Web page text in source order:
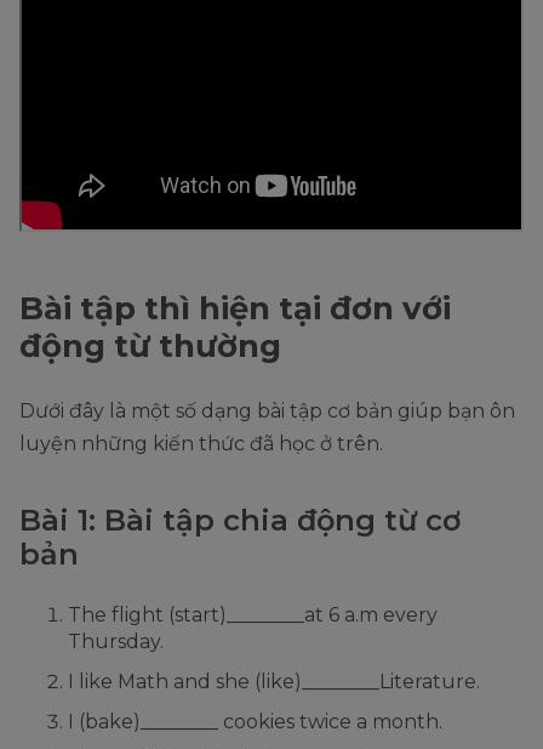
Bài tập thì hiện tại đơn với
động từ thường
Dưới đây là một số dạng bài tập cơ bản giúp bạn ôn
luyện những kiến thức đã học ở trên.
Bài 1: Bài tập chia động từ cơ
bản
The flight (start)________at 6 a.m every
Thursday.
I like Math and she (like)________Literature.
I (bake)________ cookies twice a month.